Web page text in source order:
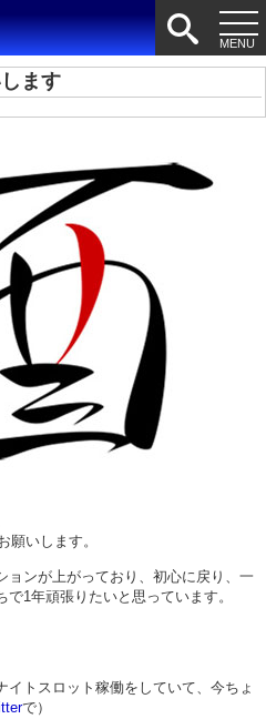
ます
願いします。
ョンが上がっており、初心に戻り、一
1年頑張りたいと思っています。
トスロット稼働をしていて、今ちょ
で）